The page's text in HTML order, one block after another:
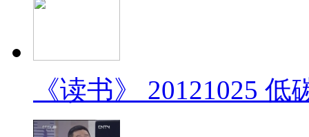
《读书》 20121025 低